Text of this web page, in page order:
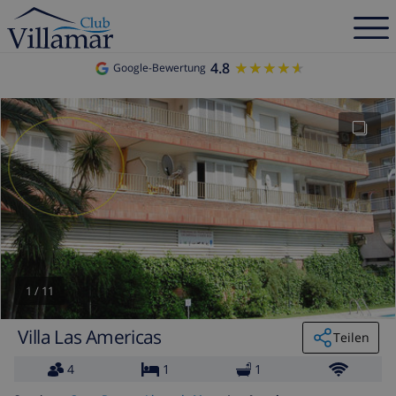
Google-Bewertung 4.8 ★★★★★
★★★★★
1 / 11
Villa Las Americas
Teilen
4
1 1